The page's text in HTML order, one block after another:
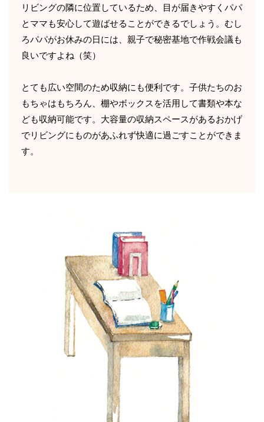
リビングの隣に位置しているため、目が届きやすくパパ
とママも安心して遊ばせることができるでしょう。むし
ろパパがお休みの日には、親子で秘密基地で作戦会議も
良いですよね（笑）
とても広い空間のため収納にも便利です。子供たちのお
もちゃはもちろん、棚やボックスを活用して書類や本な
ども収納可能です。大容量の収納スペースがあるおかげ
でリビングにものがあふれず快適に過ごすことができま
す。